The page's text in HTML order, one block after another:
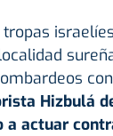
Hizbulá
a actuar